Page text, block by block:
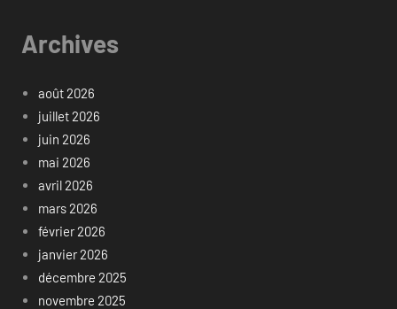
Archives
août 2026
juillet 2026
juin 2026
mai 2026
avril 2026
mars 2026
février 2026
janvier 2026
décembre 2025
novembre 2025